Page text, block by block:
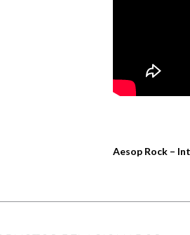
Aesop Rock –